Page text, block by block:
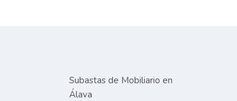
Subastas de Mobiliario en
Álava